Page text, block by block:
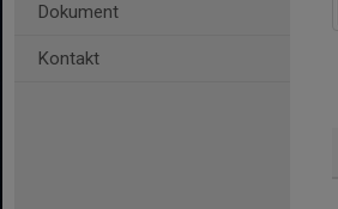
Dokument
Kontakt